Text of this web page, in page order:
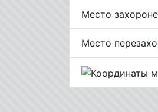
Место
Место